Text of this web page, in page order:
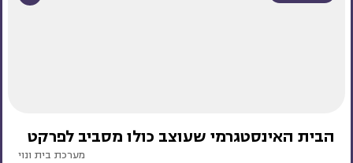
הבית האינסטגרמי שעוצב כולו מסביב לפרקט
מערכת בית ונוי